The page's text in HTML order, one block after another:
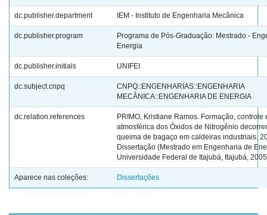
dc.publisher.department IEM - Instituto de Engenharia Mecânica
dc.publisher.program
Programa de Pós-Graduação: Mestrado -
Energia
dc.publisher.initials UNIFEI
dc.subject.cnpq
CNPQ::ENGENHARIAS::ENGENHARIA
MECÂNICA::ENGENHARIA DE ENERGIA
dc.relation.references
PRIMO, Kristiane Ramos. Formação, controle
atmosférica dos Óxidos de Nitrogênio
queima de bagaço em caldeiras industriais.
Dissertação (Mestrado em Engenharia de
Universidade Federal de Itajubá, Itajubá,
Aparece nas coleções: Dissertações